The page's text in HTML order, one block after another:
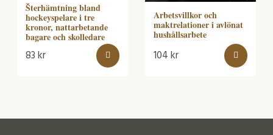
Šterhämtning bland
hockeyspelare i tre
kronor, nattarbetande
bagare och skolledare
83kr
Arbetsvillkor och
maktrelationer i avlönat
hushållsarbete
104kr